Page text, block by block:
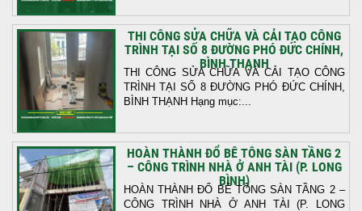
THI CÔNG SỬA CHỮA VÀ CẢI TẠO CÔNG
TRÌNH TẠI SỐ 8 ĐƯỜNG PHÓ ĐỨC CHÍNH,
BÌNH THẠNH
THI CÔNG SỬA CHỮA VÀ CẢI TẠO CÔNG
TRÌNH TẠI SỐ 8 ĐƯỜNG PHÓ ĐỨC CHÍNH,
BÌNH THẠNH Hạng mục:...
HOÀN THÀNH ĐỔ BÊ TÔNG SÀN TẦNG 2
– CÔNG TRÌNH NHÀ Ở ANH TÀI (P. LONG
BÌNH)
HOÀN THÀNH ĐỔ BÊ TÔNG SÀN TẦNG 2 –
CÔNG TRÌNH NHÀ Ở ANH TÀI (P. LONG